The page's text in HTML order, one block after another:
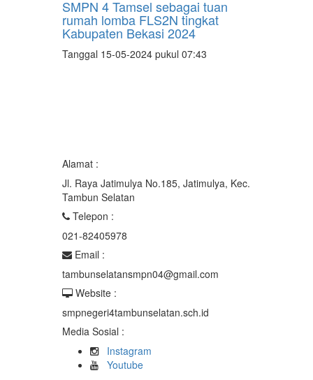
SMPN 4 Tamsel sebagai tuan
rumah lomba FLS2N tingkat
Kabupaten Bekasi 2024
Tanggal 15-05-2024 pukul 07:43
Alamat :
Jl. Raya Jatimulya No.185, Jatimulya, Kec.
Tambun Selatan
Telepon :
021-82405978
Email :
tambunselatansmpn04@gmail.com
Website :
smpnegeri4tambunselatan.sch.id
Media Sosial :
Instagram
Youtube